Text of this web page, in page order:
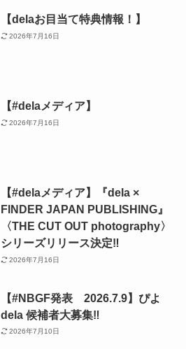
【delaお目当て特典情報！】
2026年7月16日
【#delaメディア】
2026年7月16日
【#delaメディア】『dela ×
FINDER JAPAN PUBLISHING』
〈THE CUT OUT photography〉
シリーズリリース決定‼️
2026年7月16日
【#NBGF発表 2026.7.9】ぴよ
dela 候補者大募集‼️
2026年7月10日